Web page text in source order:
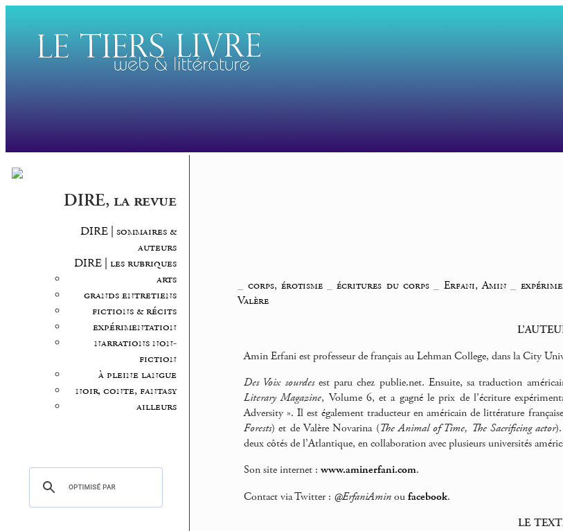
DIRE, la revue
DIRE | sommaires &
auteurs
DIRE | les rubriques
arts
grands entretiens
fictions & récits
expérimentation
narrations non-
fiction
à pleine langue
noir, conte, fantasy
ailleurs
_ corps, érotisme_écritures du corps _ Erfani, Amin_
Valère
Amin Erfani est professeur de français au Lehman College, dans la City
Des Voix sourdesest paru chez publie.net. Ensuite, sa traduction
Literary Magazine, Volume 6, et a gagné le prix de l’écriture
Adversity ». Il est également traducteur en américain de littérature
Forests) et de Valère Novarina (The Animal of Time, The Sacrificing actor
deux côtés de l’Atlantique, en collaboration avec plusieurs universités
Son site internet : www.aminerfani.com.
Contact via Twitter : @ErfaniAminoufacebook.
LE